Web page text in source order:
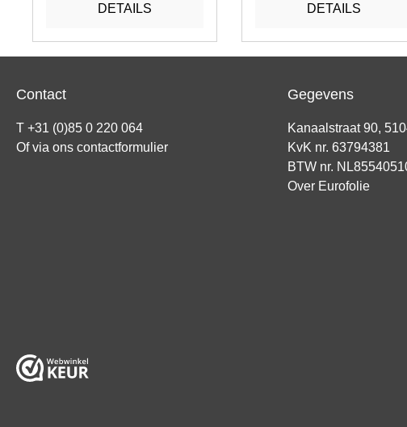
DETAILS DETAILS
Contact
T +31 (0)85 0 220 064
Of via ons contactformulier
Gegevens
Kanaalstraat 90,
KvK nr. 63794381
BTW nr.
Over Eurofolie